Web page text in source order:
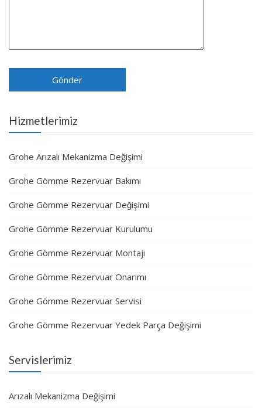
Hizmetlerimiz
Grohe Arızalı Mekanizma Değişimi
Grohe Gömme Rezervuar Bakımı
Grohe Gömme Rezervuar Değişimi
Grohe Gömme Rezervuar Kurulumu
Grohe Gömme Rezervuar Montajı
Grohe Gömme Rezervuar Onarımı
Grohe Gömme Rezervuar Servisi
Grohe Gömme Rezervuar Yedek Parça Değişimi
Servislerimiz
Arızalı Mekanizma Değişimi